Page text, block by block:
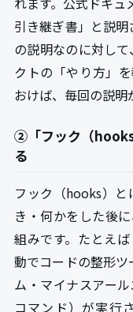
引き継ぎ書」と説明
の説明なのに対し
クトの「やり方」
おけば、毎回の説明
②「フック（
る
フック（hooks）
き・何かをした後
組みです。たとえ
動でコードの整形
ム・マイナスアー
コマンド）が実行